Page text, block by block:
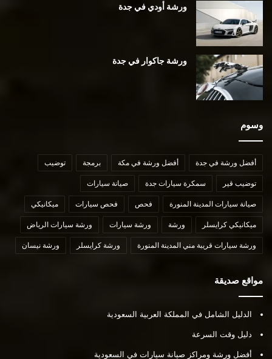
ورشة أودي في جدة
ورشة جاكوار في جدة
وسوم
أفضل ورشة في جدة أفضل ورشة في مكة برمجة توضيب
توضيب قير سمكرة سيارات جدة صيانة سيارات
صيانة سيارات المدينة المنورة فحص فحص سيارات ميكانيكي
ميكانيكي كرايسلر ورشة ورشة سيارات ورشة سيارات الرياض
ورشة سيارات قريبة مني المدينة المنورة ورشة كرايسلر ورشة نيسان
مواقع صديقة
الدليل الشامل في المملكة العربية السعودية
دليل وقت السرعة
أفضل ورشة ومراكز صيانة سيارات في السعودية